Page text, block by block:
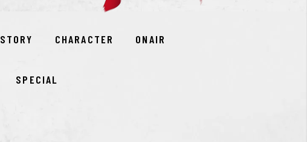
STORY CHARACTER ONAIR
SPECIAL